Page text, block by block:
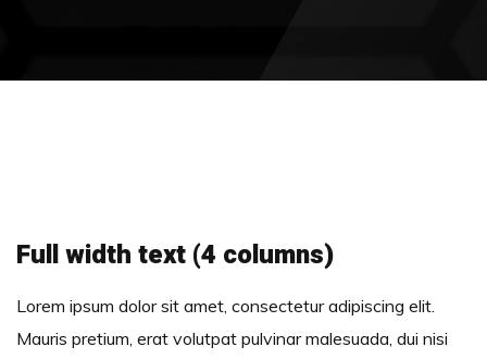
Full width text (4 columns)
Lorem ipsum dolor sit amet, consectetur adipiscing elit.
Mauris pretium, erat volutpat pulvinar malesuada, dui nisi